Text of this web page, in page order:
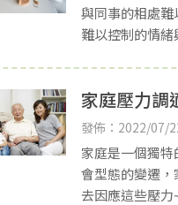
與同事的相處
難以控制的情
家庭壓力調
發佈：2022/07/
家庭是一個獨
會型態的變遷
去因應這些壓力